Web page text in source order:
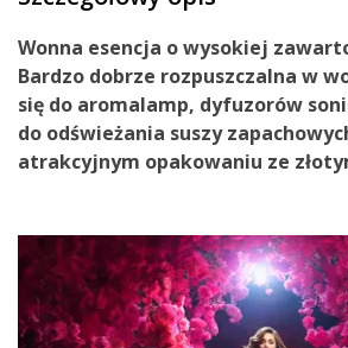
Wonna esencja owysokiej
Bardzo dobrze rozpuszczalna w
się do aromalamp, dyfuzorów
do odświeżania suszy
atrakcyjnym opakowaniu ze